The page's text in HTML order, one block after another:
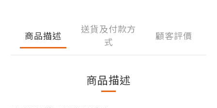
商品描述
送貨及付款方
式
顧客評價
商品描述